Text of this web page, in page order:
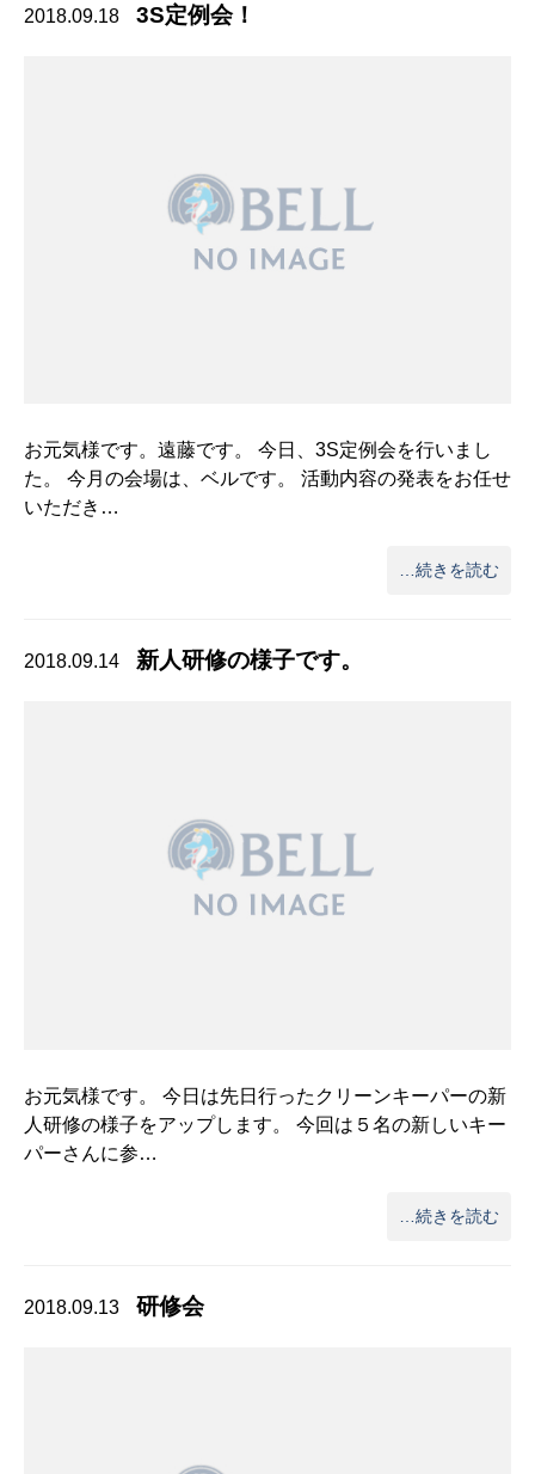
2018.09.18 3S定例会！
お元気様です。遠藤です。 今日、3S定例会を行いまし
た。 今月の会場は、ベルです。 活動内容の発表をお任せ
いただき…
…続きを読む
2018.09.14 新人研修の様子です。
お元気様です。 今日は先日行ったクリーンキーパーの新
人研修の様子をアップします。 今回は５名の新しいキー
パーさんに参…
…続きを読む
2018.09.13 研修会